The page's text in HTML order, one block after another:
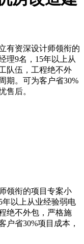
有资深设计师领衔的
理9名，15年以上从
队伍，工程绝不外
期。可为客户省30%
售后。
领衔的项目专案小
年以上从业经验弱电
绝不外包，严格施
户省30%项目成本，